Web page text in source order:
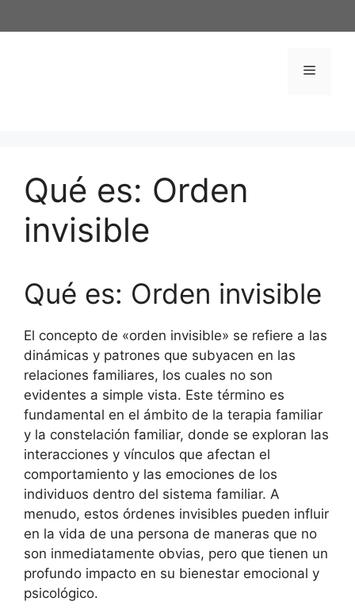
al
Menú
Qué es: Orden
invisible
Qué es: Orden invisible
El concepto de «orden invisible» se refiere a las
dinámicas y patrones que subyacen en las
relaciones familiares, los cuales no son
evidentes a simple vista. Este término es
fundamental en el ámbito de la terapia familiar
y la constelación familiar, donde se exploran las
interacciones y vínculos que afectan el
comportamiento y las emociones de los
individuos dentro del sistema familiar. A
menudo, estos órdenes invisibles pueden influir
en la vida de una persona de maneras que no
son inmediatamente obvias, pero que tienen un
profundo impacto en su bienestar emocional y
psicológico.